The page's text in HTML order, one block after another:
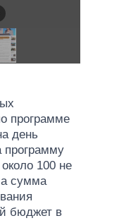
программе
день
100 не
а сумма
бюджет в